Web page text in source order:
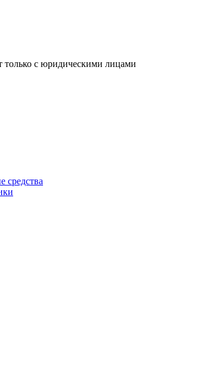
с юридическими лицами
средства